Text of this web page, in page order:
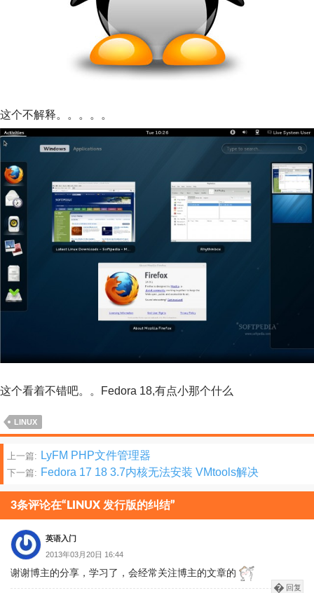
这个不解释。。。。。
这个看着不错吧。。Fedora 18,有点小那个什么
LINUX
文
章
分
页
上一篇: LyFM PHP文件管理器
下一篇: Fedora 17 18 3.7内核无法安装 VMtools解决
3条评论在“LINUX 发行版的纠结”
英语入门
2013年03月20日 16:44
谢谢博主的分享，学习了，会经常关注博主的文章的
回复